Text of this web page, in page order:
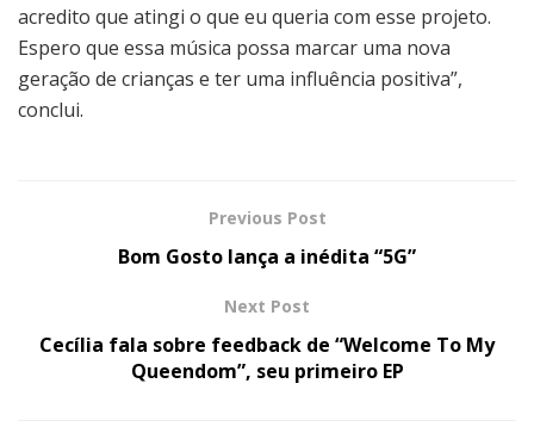
acredito que atingi o que eu queria com esse projeto.
Espero que essa música possa marcar uma nova
geração de crianças e ter uma influência positiva”,
conclui.
Previous Post
Bom Gosto lança a inédita “5G”
Next Post
Cecília fala sobre feedback de “Welcome To My
Queendom”, seu primeiro EP